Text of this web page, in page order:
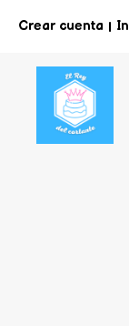
Crear cuenta |